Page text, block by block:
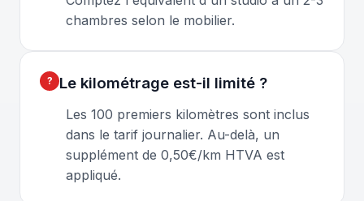
chambres selon le mobilier.
Le kilométrage est-il limité ?
Les 100 premiers kilomètres sont inclus
dans le tarif journalier. Au-delà, un
supplément de 0,50€/km HTVA est
appliqué.